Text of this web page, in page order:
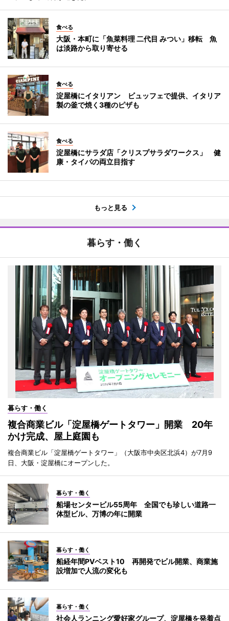
食べる
大阪・本町に「魚菜料理 二代目 みつい」移転 魚
は淡路から取り寄せる
食べる
淀屋橋にイタリアン ビュッフェで提供、イタリア
製の釜で焼く3種のピザも
食べる
淀屋橋にサラダ店「クリスプサラダワークス」 健
康・タイパの両立目指す
もっと見る
暮らす・働く
暮らす・働く
複合商業ビル「淀屋橋ゲートタワー」開業 20年
かけ完成、屋上庭園も
複合商業ビル「淀屋橋ゲートタワー」（大阪市中央区北浜4）が7月9
日、大阪・淀屋橋にオープンした。
暮らす・働く
船場センタービル55周年 全国でも珍しい道路一
体型ビル、万博の年に開業
暮らす・働く
船経年間PVベスト10 再開発でビル開業、商業施
設増加で人流の変化も
暮らす・働く
社会人ランニング愛好家グループ、淀屋橋を発着点